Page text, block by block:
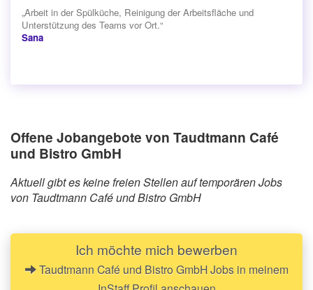
„Arbeit in der Spülküche, Reinigung der Arbeitsfläche und
Unterstützung des Teams vor Ort.“
Sana
Offene Jobangebote von Taudtmann Café
und Bistro GmbH
Aktuell gibt es keine freien Stellen auf temporären Jobs
von Taudtmann Café und Bistro GmbH
Ich möchte mich bewerben
Taudtmann Café und Bistro GmbH Jobs in meinem